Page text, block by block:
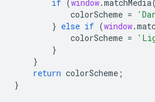
if (window.matchMedia(
colorScheme =
} else if (window.
colorScheme =
}
}
return colorScheme ;
}